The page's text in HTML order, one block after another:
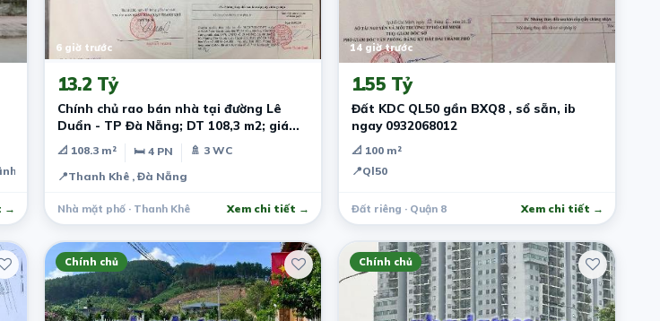
Việt Nam
→
6 giờ trước
13.2 Tỷ
Chính chủ rao bán nhà tại đường Lê
Duẩn - TP Đà Nẵng; DT 108,3 m2; giá
13,2 tỷ
📐 108.3 m² 🛏 4 PN
🚿 3 WC
📍Thanh Khê , Đà Nẵng
Nhà mặt phố · Thanh Khê Xem chi tiết →
14 giờ trước
1.55 Tỷ
Đất KDC QL50 gần BXQ8 , sổ sẵn, ib
ngay 0932068012
📐 100 m²
📍Ql50
Đất riêng · Quận 8 Xem chi tiết →
Chính chủ Chính chủ